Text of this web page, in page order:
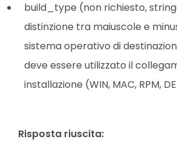
build_type (non richiesto,
distinzione tra maiuscole e
sistema operativo di
deve essere utilizzato il
installazione (WIN, MAC, RPM,
Risposta riuscita: